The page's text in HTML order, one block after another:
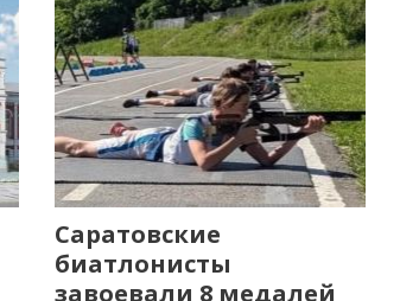
Саратовские
биатлонисты
завоевали 8 медалей